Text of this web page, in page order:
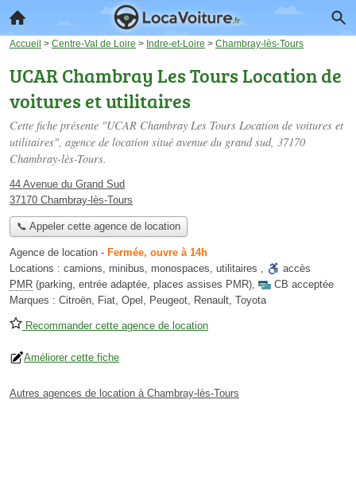
Accueil > Centre-Val de Loire > Indre-et-Loire > Chambray-lès-Tours
UCAR Chambray Les Tours Location de
voitures et utilitaires
Cette fiche présente "UCAR Chambray Les Tours Location de voitures et
utilitaires", agence de location situé avenue du grand sud, 37170
Chambray-lès-Tours.
44 Avenue du Grand Sud
37170 Chambray-lès-Tours
📞 Appeler cette agence de location
Agence de location - Fermée, ouvre à 14h
Locations : camions, minibus, monospaces, utilitaires ,
accès
PMR (parking, entrée adaptée, places assises PMR),
CB acceptée
Marques : Citroën, Fiat, Opel, Peugeot, Renault, Toyota
Recommander cette agence de location
Améliorer cette fiche
Autres agences de location à Chambray-lès-Tours